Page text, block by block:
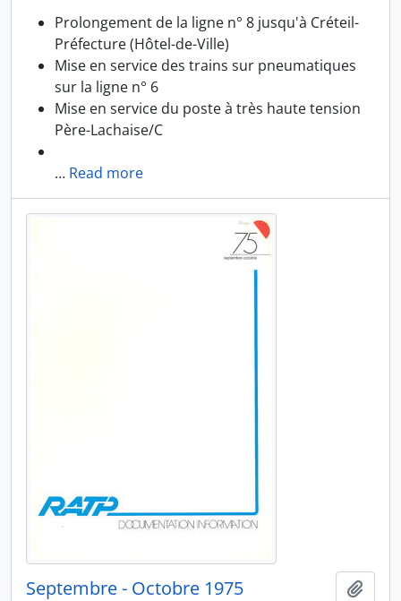
Prolongement de la ligne n° 8 jusqu'à Créteil-
Préfecture (Hôtel-de-Ville)
Mise en service des trains sur pneumatiques
sur la ligne n° 6
Mise en service du poste à très haute tension
Père-Lachaise/C
… Read more
Septembre - Octobre 1975